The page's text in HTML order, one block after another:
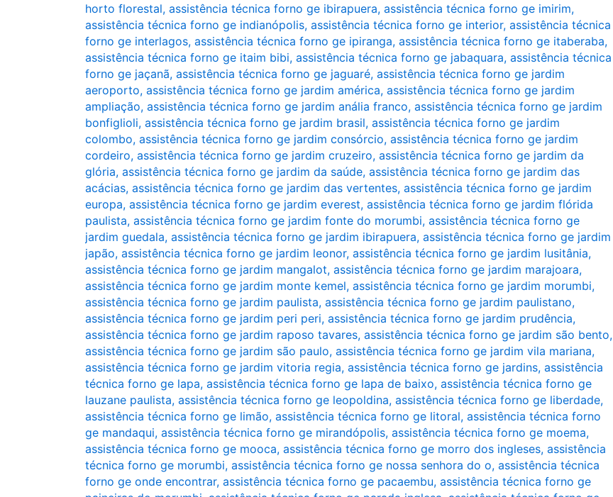
horto florestal, assistência técnica forno ge ibirapuera, assistência técnica forno ge imirim,
assistência técnica forno ge indianópolis, assistência técnica forno ge interior, assistência técnica
forno ge interlagos, assistência técnica forno ge ipiranga, assistência técnica forno ge itaberaba,
assistência técnica forno ge itaim bibi, assistência técnica forno ge jabaquara, assistência técnica
forno ge jaçanã, assistência técnica forno ge jaguaré, assistência técnica forno ge jardim
aeroporto, assistência técnica forno ge jardim américa, assistência técnica forno ge jardim
ampliação, assistência técnica forno ge jardim anália franco, assistência técnica forno ge jardim
bonfiglioli, assistência técnica forno ge jardim brasil, assistência técnica forno ge jardim
colombo, assistência técnica forno ge jardim consórcio, assistência técnica forno ge jardim
cordeiro, assistência técnica forno ge jardim cruzeiro, assistência técnica forno ge jardim da
glória, assistência técnica forno ge jardim da saúde, assistência técnica forno ge jardim das
acácias, assistência técnica forno ge jardim das vertentes, assistência técnica forno ge jardim
europa, assistência técnica forno ge jardim everest, assistência técnica forno ge jardim flórida
paulista, assistência técnica forno ge jardim fonte do morumbi, assistência técnica forno ge
jardim guedala, assistência técnica forno ge jardim ibirapuera, assistência técnica forno ge jardim
japão, assistência técnica forno ge jardim leonor, assistência técnica forno ge jardim lusitânia,
assistência técnica forno ge jardim mangalot, assistência técnica forno ge jardim marajoara,
assistência técnica forno ge jardim monte kemel, assistência técnica forno ge jardim morumbi,
assistência técnica forno ge jardim paulista, assistência técnica forno ge jardim paulistano,
assistência técnica forno ge jardim peri peri, assistência técnica forno ge jardim prudência,
assistência técnica forno ge jardim raposo tavares, assistência técnica forno ge jardim são bento,
assistência técnica forno ge jardim são paulo, assistência técnica forno ge jardim vila mariana,
assistência técnica forno ge jardim vitoria regia, assistência técnica forno ge jardins, assistência
técnica forno ge lapa, assistência técnica forno ge lapa de baixo, assistência técnica forno ge
lauzane paulista, assistência técnica forno ge leopoldina, assistência técnica forno ge liberdade,
assistência técnica forno ge limão, assistência técnica forno ge litoral, assistência técnica forno
ge mandaqui, assistência técnica forno ge mirandópolis, assistência técnica forno ge moema,
assistência técnica forno ge mooca, assistência técnica forno ge morro dos ingleses, assistência
técnica forno ge morumbi, assistência técnica forno ge nossa senhora do o, assistência técnica
forno ge onde encontrar, assistência técnica forno ge pacaembu, assistência técnica forno ge